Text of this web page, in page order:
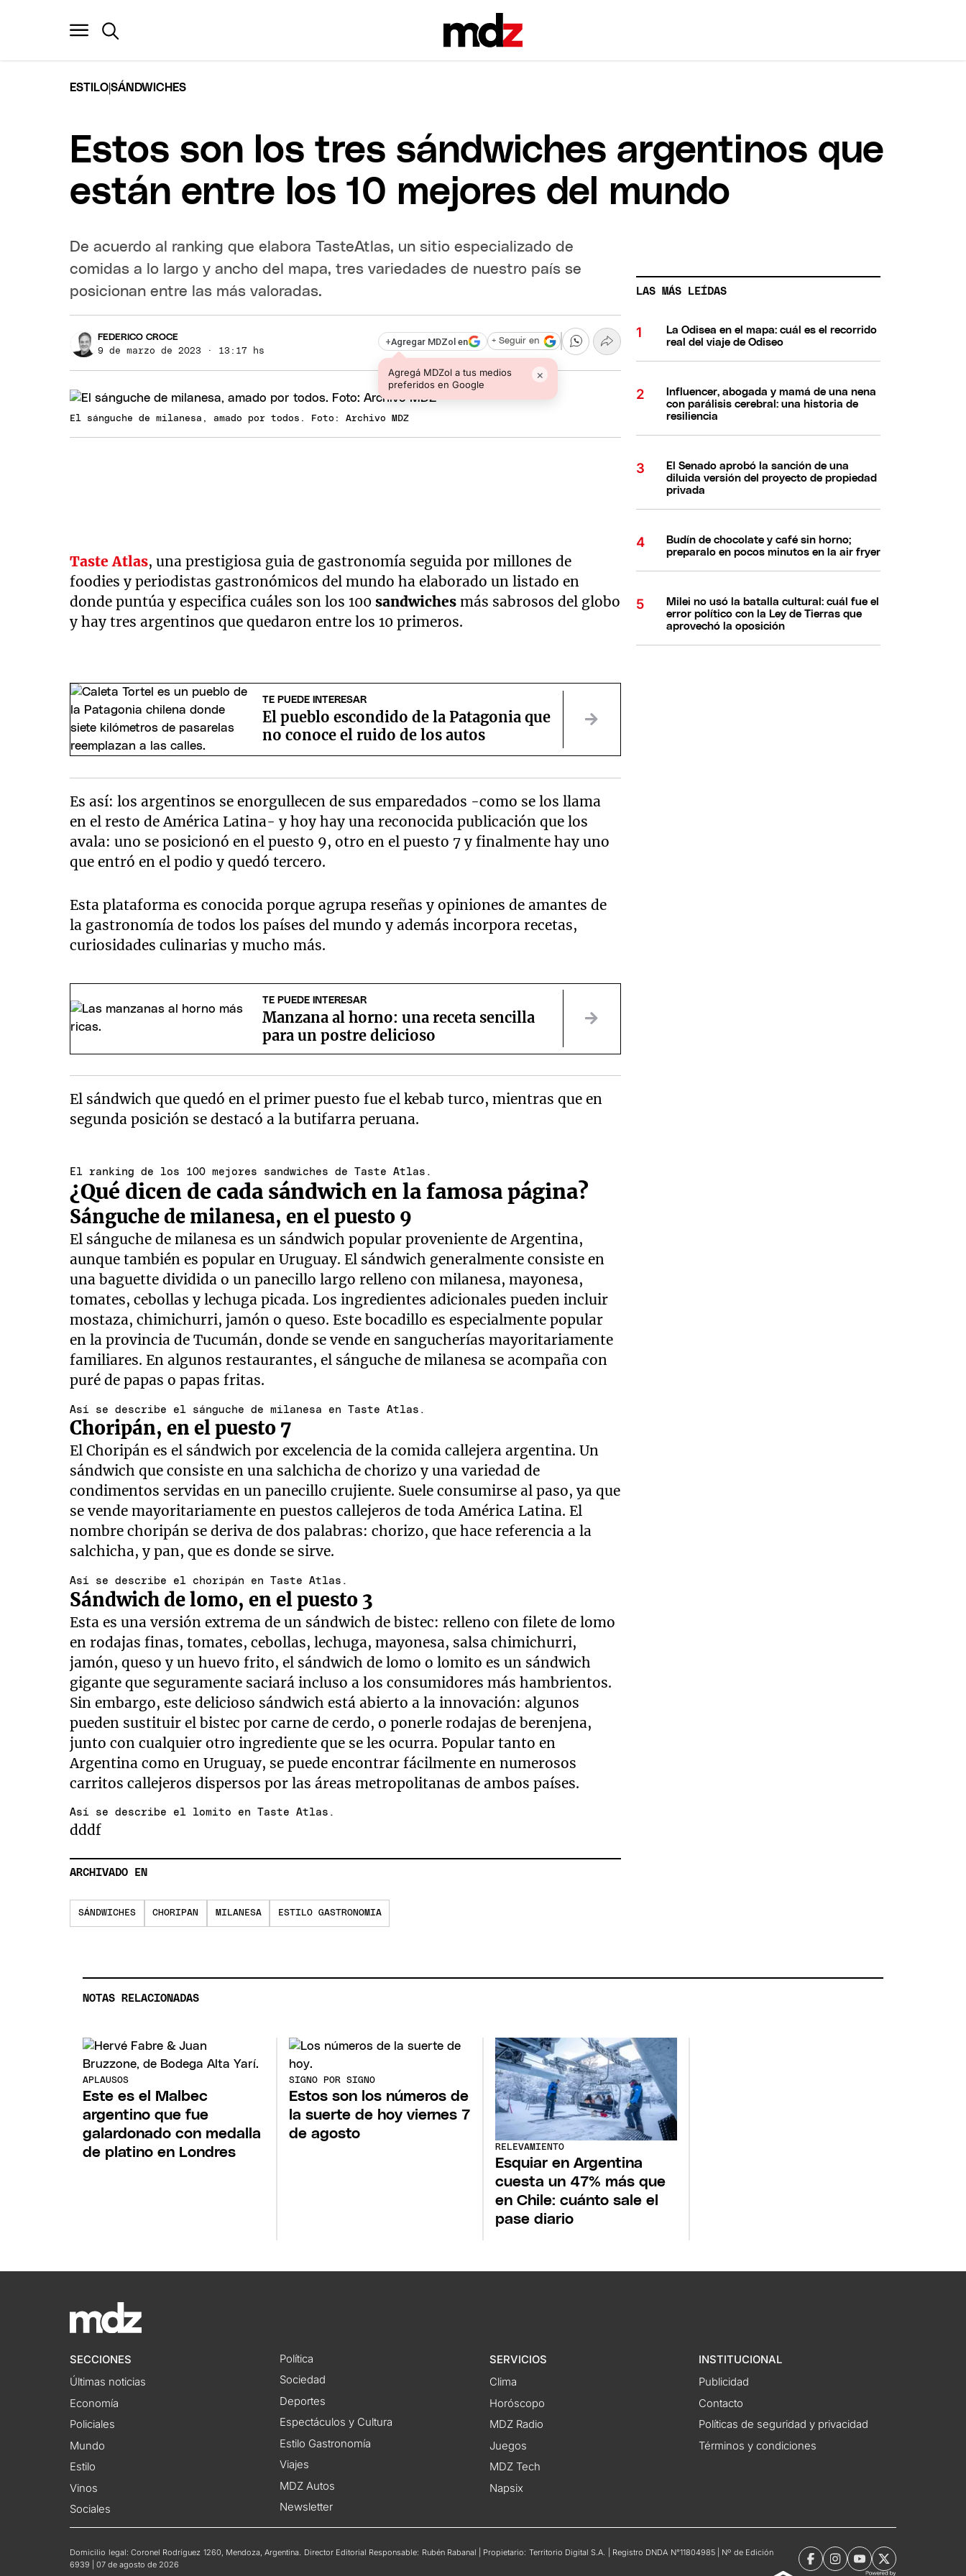
ESTILO|SÁNDWICHES
Estos son los tres sándwiches argentinos que
están entre los 10 mejores del mundo
De acuerdo al ranking que elabora TasteAtlas, un sitio especializado de
comidas a lo largo y ancho del mapa, tres variedades de nuestro país se
posicionan entre las más valoradas.
FEDERICO CROCE
9 de marzo de 2023 · 13:17 hs
+Agregar MDZol en
Agregá MDZol a tus medios
preferidos en Google
×
+ Seguir en
El sánguche de milanesa, amado por todos. Foto: Archivo MDZ
Taste Atlas, una prestigiosa guia de gastronomía seguida por millones de
foodies y periodistas gastronómicos del mundo ha elaborado un listado en
donde puntúa y especifica cuáles son los 100sandwichesmás sabrosos del globo
y hay tres argentinos que quedaron entre los 10 primeros.
TE PUEDE INTERESAR
El pueblo escondido de la Patagonia que
no conoce el ruido de los autos
Es así: los argentinos se enorgullecen de sus emparedados -como se los llama
en el resto de América Latina- y hoy hay una reconocida publicación que los
avala: uno se posicionó en el puesto 9, otro en el puesto 7 y finalmente hay uno
que entró en el podio y quedó tercero.
Esta plataforma es conocida porque agrupa reseñas y opiniones de amantes de
la gastronomía de todos los países del mundo y además incorpora recetas,
curiosidades culinarias y mucho más.
TE PUEDE INTERESAR
Manzana al horno: una receta sencilla
para un postre delicioso
El sándwich que quedó en el primer puesto fue el kebab turco, mientras que en
segunda posición se destacó a la butifarra peruana.
El ranking de los 100 mejores sandwiches de Taste Atlas.
¿Qué dicen de cada sándwich en la famosa página?
Sánguche de milanesa, en el puesto 9
El sánguche de milanesa es un sándwich popular proveniente de Argentina,
aunque también es popular en Uruguay. El sándwich generalmente consiste en
una baguette dividida o un panecillo largo relleno con milanesa, mayonesa,
tomates, cebollas y lechuga picada. Los ingredientes adicionales pueden incluir
mostaza, chimichurri, jamón o queso. Este bocadillo es especialmente popular
en la provincia de Tucumán, donde se vende en sangucherías mayoritariamente
familiares. En algunos restaurantes, el sánguche de milanesa se acompaña con
puré de papas o papas fritas.
Así se describe el sánguche de milanesa en Taste Atlas.
Choripán, en el puesto 7
El Choripán es el sándwich por excelencia de la comida callejera argentina. Un
sándwich que consiste en una salchicha de chorizo y una variedad de
condimentos servidas en un panecillo crujiente. Suele consumirse al paso, ya que
se vende mayoritariamente en puestos callejeros de toda América Latina. El
nombre choripán se deriva de dos palabras: chorizo, que hace referencia a la
salchicha, y pan, que es donde se sirve.
Así se describe el choripán en Taste Atlas.
Sándwich de lomo, en el puesto 3
Esta es una versión extrema de un sándwich de bistec: relleno con filete de lomo
en rodajas finas, tomates, cebollas, lechuga, mayonesa, salsa chimichurri,
jamón, queso y un huevo frito, el sándwich de lomo o lomito es un sándwich
gigante que seguramente saciará incluso a los consumidores más hambrientos.
Sin embargo, este delicioso sándwich está abierto a la innovación: algunos
pueden sustituir el bistec por carne de cerdo, o ponerle rodajas de berenjena,
junto con cualquier otro ingrediente que se les ocurra. Popular tanto en
Argentina como en Uruguay, se puede encontrar fácilmente en numerosos
carritos callejeros dispersos por las áreas metropolitanas de ambos países.
Así se describe el lomito en Taste Atlas.
dddf
ARCHIVADO EN
SÁNDWICHES CHORIPAN MILANESA ESTILO GASTRONOMIA
LAS MÁS LEÍDAS
La Odisea en el mapa: cuál es el recorrido
real del viaje de Odiseo
Influencer, abogada y mamá de una nena
con parálisis cerebral: una historia de
resiliencia
El Senado aprobó la sanción de una
diluida versión del proyecto de propiedad
privada
Budín de chocolate y café sin horno;
preparalo en pocos minutos en la air fryer
Milei no usó la batalla cultural: cuál fue el
error político con la Ley de Tierras que
aprovechó la oposición
NOTAS RELACIONADAS
APLAUSOS
Este es el Malbec
argentino que fue
galardonado con medalla
de platino en Londres
SIGNO POR SIGNO
Estos son los números de
la suerte de hoy viernes 7
de agosto
RELEVAMIENTO
Esquiar en Argentina
cuesta un 47% más que
en Chile: cuánto sale el
pase diario
SECCIONES
Últimas noticias
Economía
Policiales
Mundo
Estilo
Vinos
Sociales
Política
Sociedad
Deportes
Espectáculos y Cultura
Estilo Gastronomía
Viajes
MDZ Autos
Newsletter
SERVICIOS
Clima
Horóscopo
MDZ Radio
Juegos
MDZ Tech
Napsix
INSTITUCIONAL
Publicidad
Contacto
Políticas de seguridad y privacidad
Términos y condiciones
Domicilio legal: Coronel Rodríguez 1260, Mendoza, Argentina. Director Editorial Responsable: Rubén Rabanal | Propietario: Territorio Digital S.A. | Registro DNDA N°11804985 | Nº de Edición
6939 | 07 de agosto de 2026